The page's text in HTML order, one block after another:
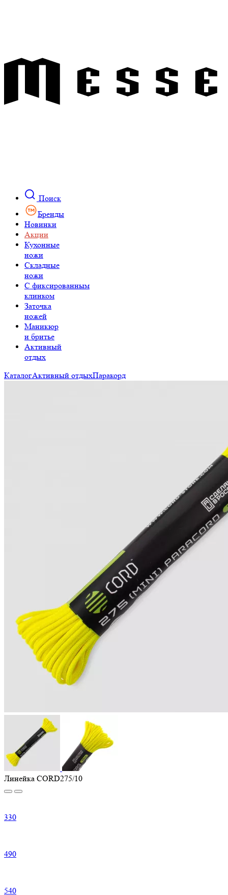
Поиск
Бренды
Новинки
Акции
Кухонные
ножи
Складные
ножи
C фиксированным
клинком
Заточка
ножей
Маникюр
и бритье
Активный
отдых
КаталогАктивный отдыхПаракорд
Линейка CORD275/10
330
490
540